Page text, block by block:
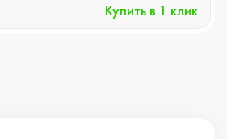
Купить в 1 клик